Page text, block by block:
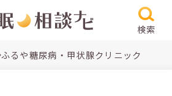
検索
ふるや糖尿病・甲状腺クリニック